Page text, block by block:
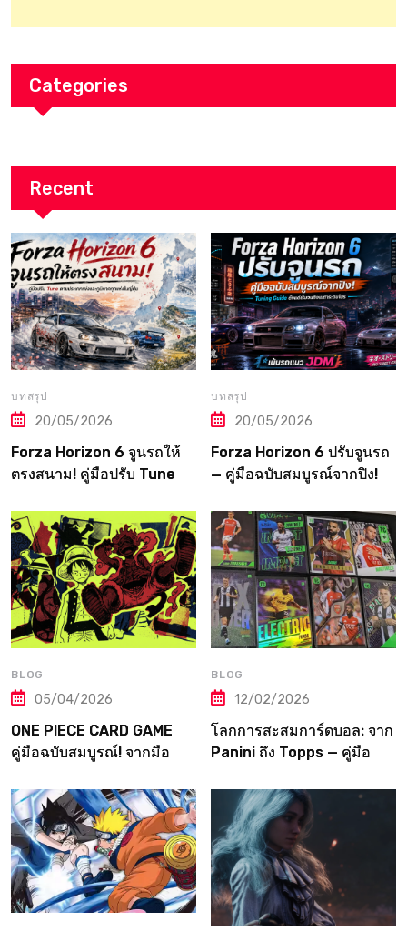
Categories
Recent
บทสรุป
20/05/2026
Forza Horizon 6 จูนรถให้
ตรงสนาม! คู่มือปรับ Tune
ทุกแห่งในญี่ปุ่น
บทสรุป
20/05/2026
Forza Horizon 6 ปรับจูนรถ
— คู่มือฉบับสมบูรณ์จากปิง!
ถึงเมต้าระดับโปร
BLOG
05/04/2026
ONE PIECE CARD GAME
คู่มือฉบับสมบูรณ์! จากมือ
วงการการ์ด
BLOG
12/02/2026
โลกการสะสมการ์ดบอล: จาก
Panini ถึง Topps — คู่มือ